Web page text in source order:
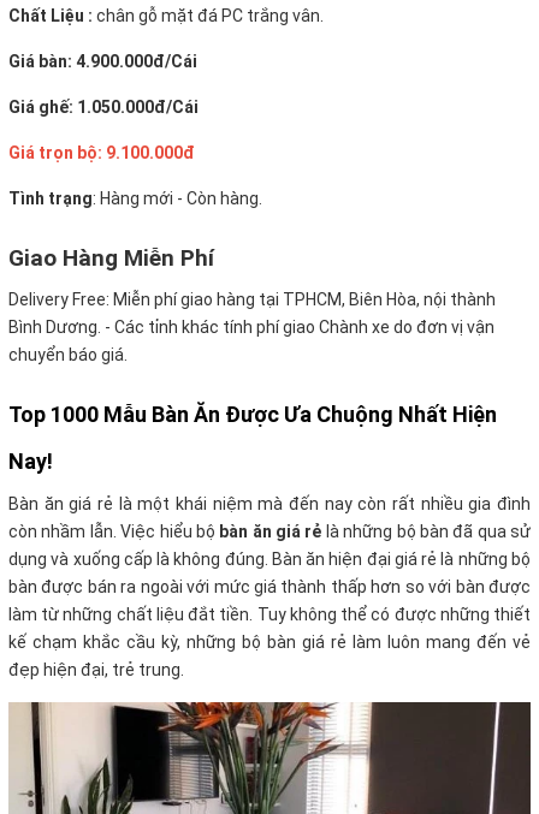
Chất Liệu : chân gỗ mặt đá PC trắng vân.
Giá bàn: 4.900.000đ/Cái
Giá ghế: 1.050.000đ/Cái
Giá trọn bộ: 9.100.000đ
Tình trạng: Hàng mới - Còn hàng.
Giao Hàng Miễn Phí
Delivery Free: Miễn phí giao hàng tại TPHCM, Biên Hòa, nội thành
Bình Dương. - Các tỉnh khác tính phí giao Chành xe do đơn vị vận
chuyển báo giá.
Top 1000 Mẫu Bàn Ăn Được Ưa Chuộng Nhất Hiện
Nay!
Bàn ăn giá rẻ là một khái niệm mà đến nay còn rất nhiều gia đình
còn nhầm lẫn. Việc hiểu bộ bàn ăn giá rẻ là những bộ bàn đã qua sử
dụng và xuống cấp là không đúng. Bàn ăn hiện đại giá rẻ là những bộ
bàn được bán ra ngoài với mức giá thành thấp hơn so với bàn được
làm từ những chất liệu đắt tiền. Tuy không thể có được những thiết
kế chạm khắc cầu kỳ, những bộ bàn giá rẻ làm luôn mang đến vẻ
đẹp hiện đại, trẻ trung.